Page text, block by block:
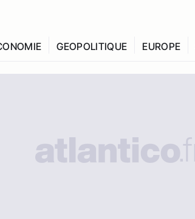
GEOPOLITIQUE EUROPE